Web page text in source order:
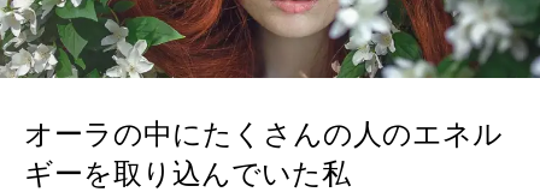
オーラの中にたくさんの人のエネル
ギーを取り込んでいた私